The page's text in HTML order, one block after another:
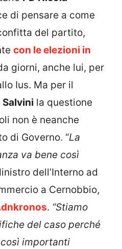
di pensare a come
del partito,
con le elezioni in
giorni, anche lui, per
Ius. Ma per il
la questione
non è neanche
di Governo. “La
va bene così
dell’Interno ad
a Cernobbio,
. “Stiamo
del caso perché
importanti